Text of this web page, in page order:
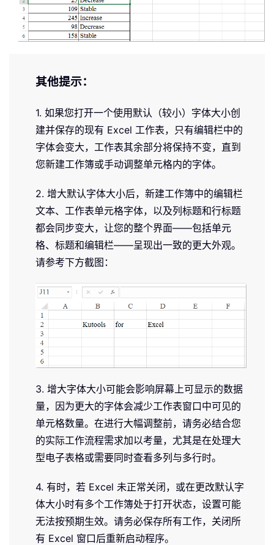
其他提示：
1. 如果您打开一个使用默认（较小）字体大小创
建并保存的现有 Excel 工作表，只有编辑栏中的
字体会变大，工作表其余部分将保持不变，直到
您新建工作簿或手动调整单元格内的字体。
2. 增大默认字体大小后，新建工作簿中的编辑栏
文本、工作表单元格字体，以及列标题和行标题
都会同步变大，让您的整个界面——包括单元
格、标题和编辑栏——呈现出一致的更大外观。
请参考下方截图：
3. 增大字体大小可能会影响屏幕上可显示的数据
量，因为更大的字体会减少工作表窗口中可见的
单元格数量。在进行大幅调整前，请务必结合您
的实际工作流程需求加以考量，尤其是在处理大
型电子表格或需要同时查看多列与多行时。
4. 有时，若 Excel 未正常关闭，或在更改默认字
体大小时有多个工作簿处于打开状态，设置可能
无法按预期生效。请务必保存所有工作，关闭所
有 Excel 窗口后重新启动程序。